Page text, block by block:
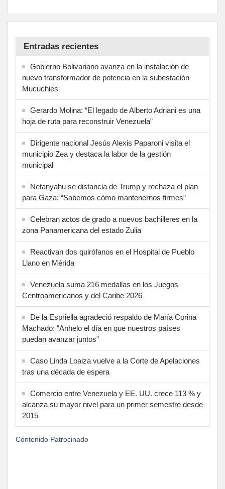
Entradas recientes
Gobierno Bolivariano avanza en la instalación de
nuevo transformador de potencia en la subestación
Mucuchies
Gerardo Molina: “El legado de Alberto Adriani es una
hoja de ruta para reconstruir Venezuela”
Dirigente nacional Jesús Alexis Paparoni visita el
municipio Zea y destaca la labor de la gestión
municipal
Netanyahu se distancia de Trump y rechaza el plan
para Gaza: “Sabemos cómo mantenernos firmes”
Celebran actos de grado a nuevos bachilleres en la
zona Panamericana del estado Zulia
Reactivan dos quirófanos en el Hospital de Pueblo
Llano en Mérida
Venezuela suma 216 medallas en los Juegos
Centroamericanos y del Caribe 2026
De la Espriella agradeció respaldo de María Corina
Machado: “Anhelo el día en que nuestros países
puedan avanzar juntos”
Caso Linda Loaiza vuelve a la Corte de Apelaciones
tras una década de espera
Comercio entre Venezuela y EE. UU. crece 113 % y
alcanza su mayor nivel para un primer semestre desde
2015
Contenido Patrocinado